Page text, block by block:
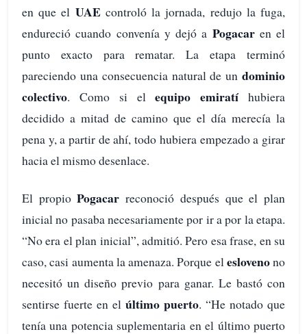
en que el UAEcontroló la jornada, redujo la fuga,
endureció cuando convenía y dejó a Pogacaren el
punto exacto para rematar. La etapa terminó
pareciendo una consecuencia natural de un dominio
colectivo. Como si elequipo emiratí hubiera
decidido a mitad de camino que el día merecía la
pena y, a partir de ahí, todo hubiera empezado a girar
hacia el mismo desenlace.
El propioPogacar reconoció después que el plan
inicial no pasaba necesariamente por ir a por la etapa.
“No era el plan inicial”, admitió. Pero esa frase, en su
caso, casi aumenta la amenaza. Porque eleslovenono
necesitó un diseño previo para ganar. Le bastó con
sentirse fuerte en el último puerto. “He notado que
tenía una potencia suplementaria en el último puerto